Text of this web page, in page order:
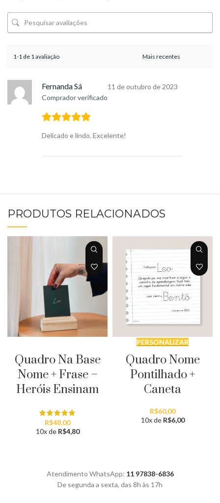
1-1 de 1 avaliação
Fernanda Sá
Comprador verificado
11 de outubro de 2023
Delicado e lindo. Excelente!
PRODUTOS RELACIONADOS
Quadro Na Base
Nome + Frase –
Heróis Ensinam
R$48,00
10x de R$4,80
PERSONALIZAR
Quadro Nome
Pontilhado +
Caneta
R$60,00
10x de R$6,00
Atendimento WhatsApp: 11 97838-6836
De segunda a sexta, das 8h às 17h